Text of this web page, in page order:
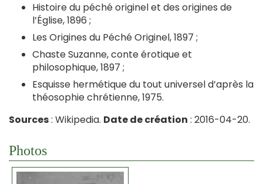
Histoire du péché originel et des origines de
l’Église, 1896 ;
Les Origines du Péché Originel, 1897 ;
Chaste Suzanne, conte érotique et
philosophique, 1897 ;
Esquisse hermétique du tout universel d’après la
théosophie chrétienne, 1975.
Sources: Wikipedia. Date de création : 2016-04-20.
Photos